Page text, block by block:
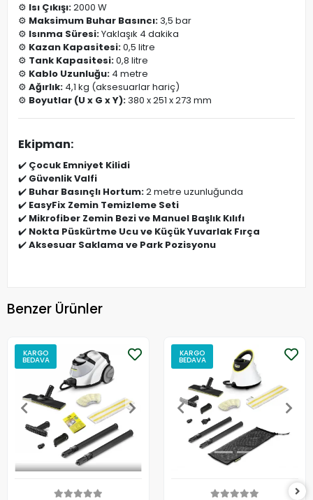
⚙️ Isı Çıkışı:2000 W
⚙️ Maksimum Buhar Basıncı:3,5 bar
⚙️ Isınma Süresi:Yaklaşık 4 dakika
⚙️ Kazan Kapasitesi:0,5 litre
⚙️ Tank Kapasitesi:0,8 litre
⚙️ Kablo Uzunluğu: 4 metre
⚙️ Ağırlık: 4,1 kg (aksesuarlar hariç)
⚙️ Boyutlar (U x G x Y):380 x 251 x 273 mm
Ekipman:
✔️ Çocuk Emniyet Kilidi
✔️ Güvenlik Valfi
✔️ Buhar Basınçlı Hortum:2 metre uzunluğunda
✔️ EasyFix Zemin Temizleme Seti
✔️ Mikrofiber Zemin Bezi ve Manuel Başlık Kılıfı
✔️ Nokta Püskürtme Ucu ve Küçük Yuvarlak Fırça
✔️Aksesuar Saklama ve Park Pozisyonu
Benzer Ürünler
KARGO
BEDAVA
KARGO
BEDAVA